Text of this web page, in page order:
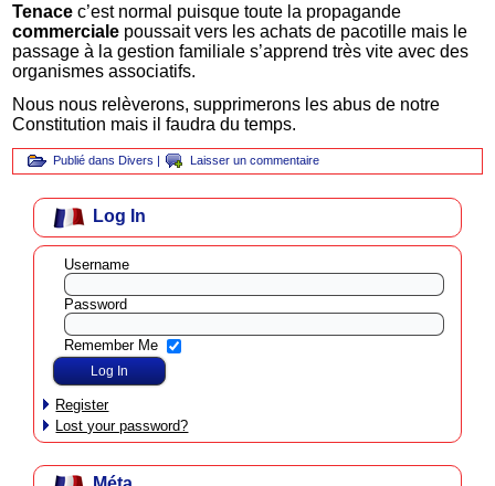
Tenacec’est normal puisque toute la propagande
commerciale poussait vers les achats de pacotille mais le
passage à la gestion familiale s’apprend très vite avec des
organismes associatifs.
Nous nous relèverons, supprimerons les abus de notre
Constitution mais il faudra du temps.
Publié dans Divers | Laisser un commentaire
Log In
Username
Password
Remember Me
Register
Lost your password?